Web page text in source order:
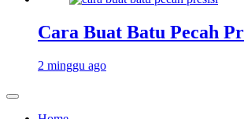
Cara Buat Batu Pecah
2 minggu ago